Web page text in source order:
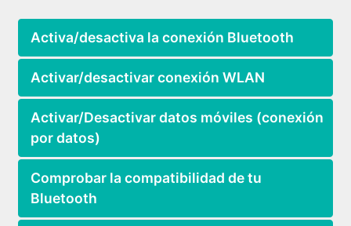
Activa/desactiva la conexión Bluetooth
Activar/desactivar conexión WLAN
Activar/Desactivar datos móviles (conexión
por datos)
Comprobar la compatibilidad de tu
Bluetooth